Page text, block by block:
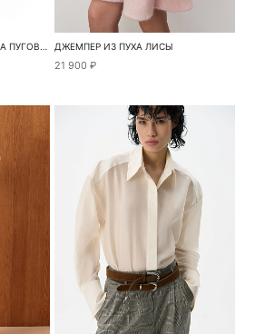
КАРДИГАН ИЗ ПУХА ЛИСЫ НА ПУГОВИЦАХ ДЖЕМПЕР ИЗ ПУХА ЛИСЫ
21 900 ₽